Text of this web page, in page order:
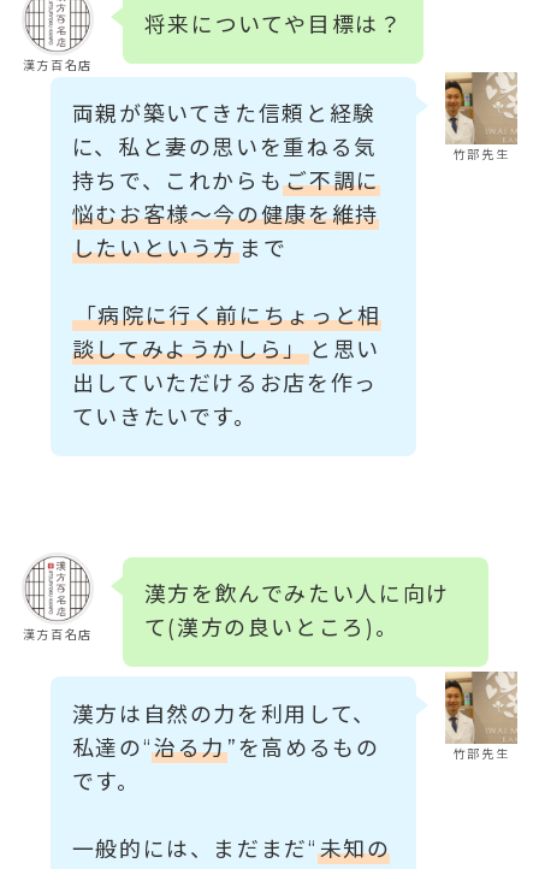
漢方百名店
将来についてや目標は？
竹部先生
両親が築いてきた信頼と経験
に、私と妻の思いを重ねる気
持ちで、これからもご不調に
悩むお客様～今の健康を維持
したいという方 まで
「病院に行く前にちょっと相
談してみようかしら」と思い
出していただけるお店を作っ
ていきたいです。
漢方百名店
漢方を飲んでみたい人に向け
て(漢方の良いところ)。
竹部先生
漢方は自然の力を利用して、
私達の“治る力”を高めるもの
です。
一般的には、まだまだ“ 未知の